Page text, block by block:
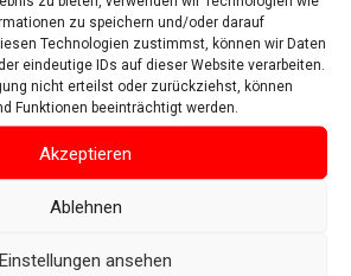
zu speichern und/oder darauf
Technologien zustimmst, können wir Daten
eindeutige IDs auf dieser Website verarbeiten.
nicht erteilst oder zurückziehst, können
Funktionen beeinträchtigt werden.
Akzeptieren
Ablehnen
Einstellungen ansehen